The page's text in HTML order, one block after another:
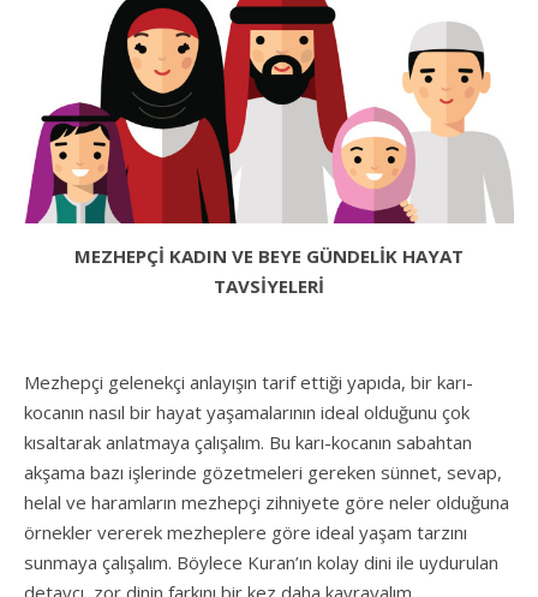
MEZHEPÇİ KADIN VE BEYE GÜNDELİK HAYAT
TAVSİYELERİ
Mezhepçi gelenekçi anlayışın tarif ettiği yapıda, bir karı-
kocanın nasıl bir hayat yaşamalarının ideal olduğunu çok
kısaltarak anlatmaya çalışalım. Bu karı-kocanın sabahtan
akşama bazı işlerinde gözetmeleri gereken sünnet, sevap,
helal ve haramların mezhepçi zihniyete göre neler olduğuna
örnekler vererek mezheplere göre ideal yaşam tarzını
sunmaya çalışalım. Böylece Kuran’ın kolay dini ile uydurulan